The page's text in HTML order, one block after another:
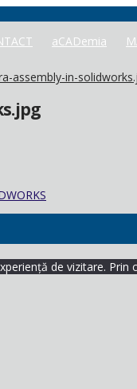
aCADemia
assembly-in-
de vizitare.